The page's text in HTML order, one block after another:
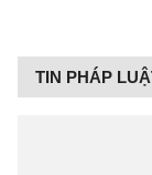
TIN PHÁP